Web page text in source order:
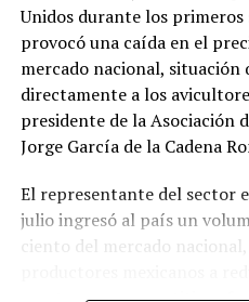
considerar que las
intereses al interior de la
De acuerdo con esos
comoMovimiento Estatal
públicamente por Verónica
Ivette Lara Barradas,
Sierra, ha cuestionado las
autoridades universitarias y
Unidos durante los primeros
provocó una caída en el
mercado nacional, situación
directamente a los
presidente de la Asociación
Jorge García de la Cadena
El representante del sector
julio ingresó al país un
ciento del mercado nacional,